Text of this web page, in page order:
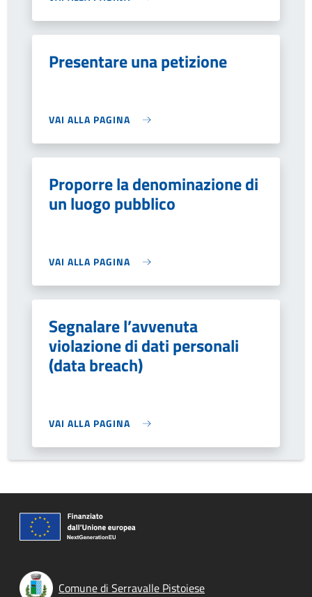
Presentare una petizione
VAI ALLA PAGINA
Proporre la denominazione di
un luogo pubblico
VAI ALLA PAGINA
Segnalare l’avvenuta
violazione di dati personali
(data breach)
VAI ALLA PAGINA
Comune di Serravalle Pistoiese